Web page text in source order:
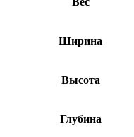
Ширина
Высота
Глубина